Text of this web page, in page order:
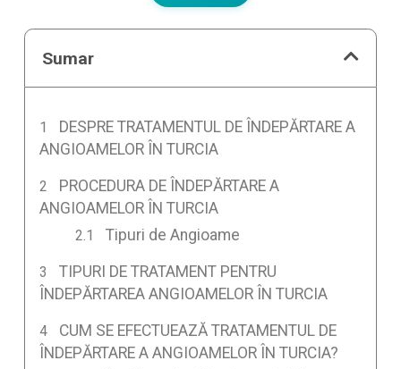
Sumar
DESPRE TRATAMENTUL DE ÎNDEPĂRTARE A
ANGIOAMELOR ÎN TURCIA
PROCEDURA DE ÎNDEPĂRTARE A
ANGIOAMELOR ÎN TURCIA
Tipuri de Angioame
TIPURI DE TRATAMENT PENTRU
ÎNDEPĂRTAREA ANGIOAMELOR ÎN TURCIA
CUM SE EFECTUEAZĂ TRATAMENTUL DE
ÎNDEPĂRTARE A ANGIOAMELOR ÎN TURCIA?